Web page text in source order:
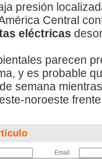
presión
Central
eléctricas
parecen
y es probable
semana
noroeste
Email